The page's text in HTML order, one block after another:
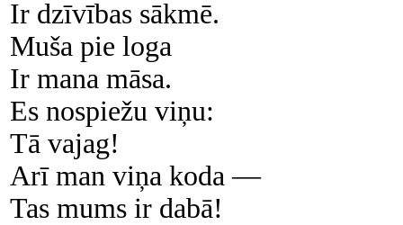
Ir dzīvības sākmē.
Muša pie loga
Ir mana māsa.
Es nospiežu viņu:
Tā vajag!
Arī man viņa koda —
Tas mums ir dabā!